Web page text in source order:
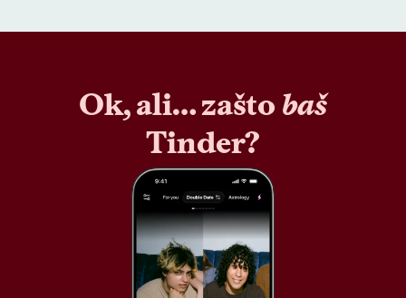
Ok, ali… zašto baš
Tinder?